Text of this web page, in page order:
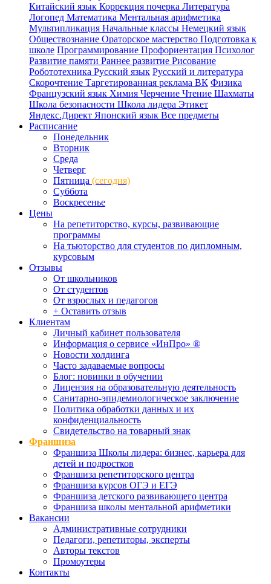
Китайский язык Коррекция почерка Литература
Логопед Математика Ментальная арифметика
Мультипликация Начальные классы Немецкий язык
Обществознание Ораторское мастерство Подготовка к
школе Программирование Профориентация Психолог
Развитие памяти Раннее развитие Рисование
Робототехника Русский язык Русский и литература
Скорочтение Таргетированная реклама ВК Физика
Французский язык Химия Черчение Чтение Шахматы
Школа безопасности Школа лидера Этикет
Яндекс.Директ Японский язык Все предметы
Расписание
Понедельник
Вторник
Среда
Четверг
Пятница (сегодня)
Суббота
Воскресенье
Цены
На репетиторство, курсы, развивающие
программы
На тьюторство для студентов по дипломным,
курсовым
Отзывы
От школьников
От студентов
От взрослых и педагогов
+ Оставить отзыв
Клиентам
Личный кабинет пользователя
Информация о сервисе «ИнПро» ®
Новости холдинга
Часто задаваемые вопросы
Блог: новинки в обучении
Лицензия на образовательную деятельность
Санитарно-эпидемиологическое заключение
Политика обработки данных и их
конфиденциальность
Свидетельство на товарный знак
Франшиза
Франшиза Школы лидера: бизнес, карьера для
детей и подростков
Франшиза репетиторского центра
Франшиза курсов ОГЭ и ЕГЭ
Франшиза детского развивающего центра
Франшиза школы ментальной арифметики
Вакансии
Административные сотрудники
Педагоги, репетиторы, эксперты
Авторы текстов
Промоутеры
Контакты